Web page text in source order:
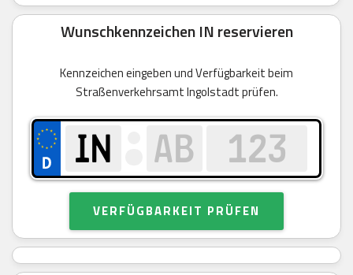
Wunschkennzeichen IN reservieren
Kennzeichen eingeben und Verfügbarkeit beim
Straßenverkehrsamt Ingolstadt prüfen.
VERFÜGBARKEIT PRÜFEN